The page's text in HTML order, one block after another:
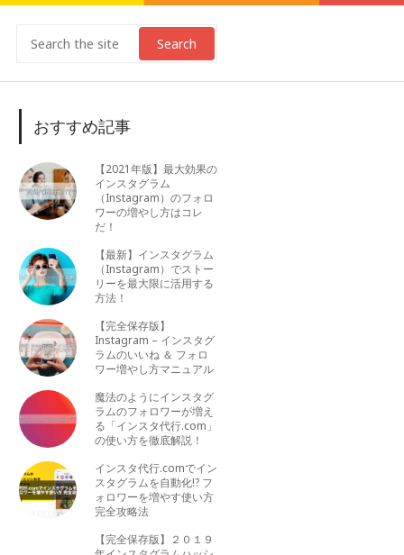
Search
おすすめ記事
【2021年版】最大効果の
インスタグラム
（Instagram）のフォロ
ワーの増やし方はコレ
だ！
【最新】インスタグラム
（Instagram）でストー
リーを最大限に活用する
方法！
【完全保存版】
Instagram – インスタグ
ラムのいいね ＆ フォロ
ワー増やし方マニュアル
魔法のようにインスタグ
ラムのフォロワーが増え
る「インスタ代行.com」
の使い方を徹底解説！
インスタ代行.comでイン
スタグラムを自動化!? フ
ォロワーを増やす使い方
完全攻略法
【完全保存版】２０１９